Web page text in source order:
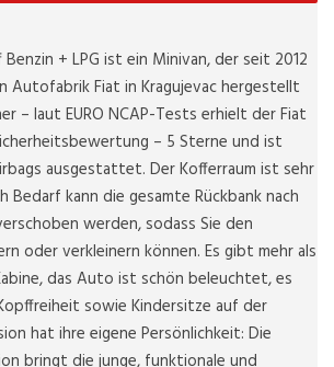
+ LPG ist ein Minivan, der seit 2012
Autofabrik Fiat in Kragujevac hergestellt
– laut EURO NCAP-Tests erhielt der Fiat
– 5 Sterne und ist
ausgestattet. Der Kofferraum ist sehr
Bedarf kann die gesamte Rückbank nach
werden, sodass Sie den
oder verkleinern können. Es gibt mehr als
das Auto ist schön beleuchtet, es
sowie Kindersitze auf der
hat ihre eigene Persönlichkeit: Die
bringt die junge, funktionale und